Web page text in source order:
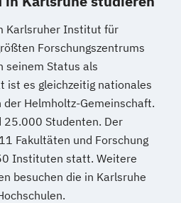
Beratung"
Lernberater/-in
r Berater/-
Karlsruher Institut für
Forschungszentrums
seinem Status als
ist es gleichzeitig nationales
der Helmholtz-Gemeinschaft.
25.000 Studenten. Der
Fakultäten und Forschung
Instituten statt. Weitere
besuchen die in Karlsruhe